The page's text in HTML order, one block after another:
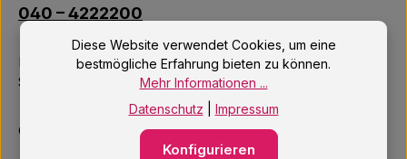
040 – 4222200
Mo–Fr: 10:00 – 18:00 Uhr
Sa: 09:00 – 14:00 Uhr
Oder über unser Kontaktformular.
Diese Website verwendet Cookies, um eine
bestmögliche Erfahrung bieten zu können.
Mehr Informationen ...
Datenschutz
Impressum
Konfigurieren